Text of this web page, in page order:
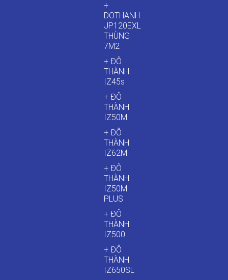
+
DOTHANH
JP120EXL
THÙNG
7M2
+ ĐÔ
THÀNH
IZ45s
+ ĐÔ
THÀNH
IZ50M
+ ĐÔ
THÀNH
IZ62M
+ ĐÔ
THÀNH
IZ50M
PLUS
+ ĐÔ
THÀNH
IZ500
+ ĐÔ
THÀNH
IZ650SL